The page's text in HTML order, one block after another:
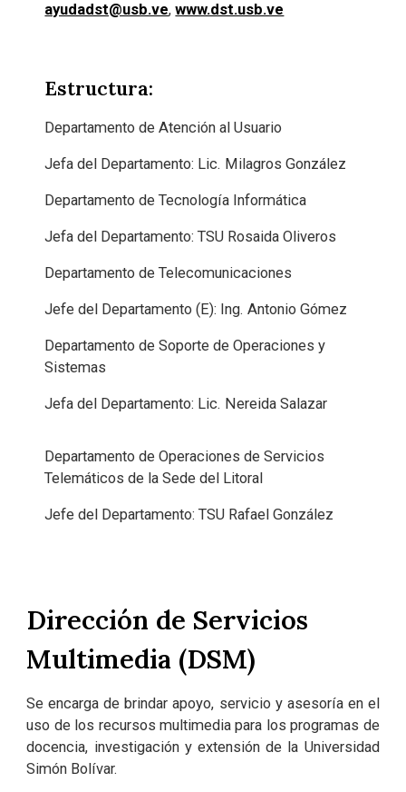
ayudadst@usb.ve,www.dst.usb.ve
Estructura:
Departamento de Atención al Usuario
Jefa del Departamento: Lic. Milagros González
Departamento de Tecnología Informática
Jefa del Departamento: TSU Rosaida Oliveros
Departamento de Telecomunicaciones
Jefe del Departamento (E): Ing. Antonio Gómez
Departamento de Soporte de Operaciones y
Sistemas
Jefa del Departamento: Lic. Nereida Salazar
Departamento de Operaciones de Servicios
Telemáticos de la Sede del Litoral
Jefe del Departamento: TSU Rafael González
Dirección de Servicios
Multimedia (DSM)
Se encarga de brindar apoyo, servicio y asesoría en el
uso de los recursos multimedia para los programas de
docencia, investigación y extensión de la Universidad
Simón Bolívar.